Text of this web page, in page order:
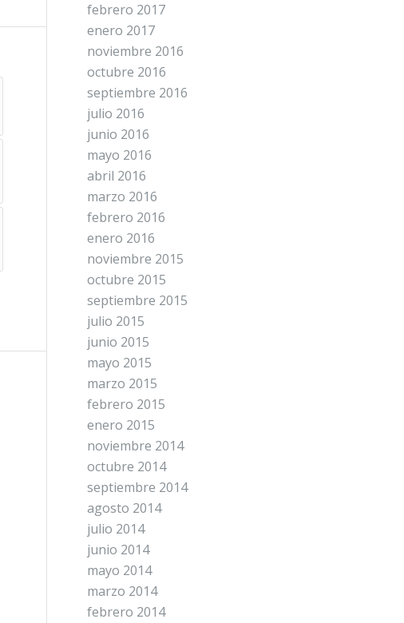
febrero 2017
enero 2017
noviembre 2016
octubre 2016
septiembre 2016
julio 2016
junio 2016
mayo 2016
abril 2016
marzo 2016
febrero 2016
enero 2016
noviembre 2015
octubre 2015
septiembre 2015
julio 2015
junio 2015
mayo 2015
marzo 2015
febrero 2015
enero 2015
noviembre 2014
octubre 2014
septiembre 2014
agosto 2014
julio 2014
junio 2014
mayo 2014
marzo 2014
febrero 2014